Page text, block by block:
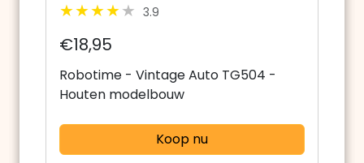
3.9
€18,95
Robotime - Vintage Auto TG504 -
Houten modelbouw
Koop nu